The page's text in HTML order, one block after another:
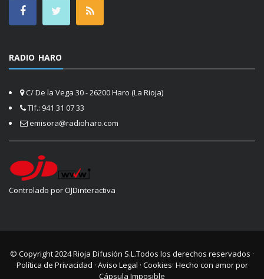
RADIO HARO
C/ De la Vega 30 - 26200 Haro (La Rioja)
Tlf.: 941 31 07 33
emisora@radioharo.com
Controlado por OJDinteractiva
© Copyright 2024Rioja Difusión S.L.Todos los derechos reservados ·
Política de Privacidad · Aviso Legal · Cookies· Hecho con amor por
Cápsula Imposible